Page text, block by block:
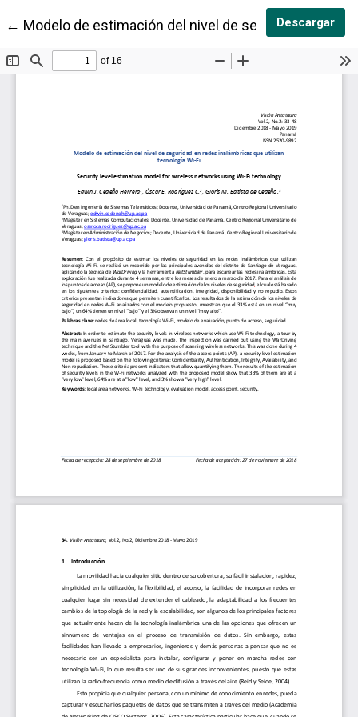
← Volver a los detalles del artículo
Modelo de estimación del nivel de seguridad en
Descargar